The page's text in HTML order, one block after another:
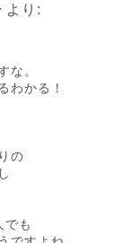
より:
な。
わかる！
の
でも